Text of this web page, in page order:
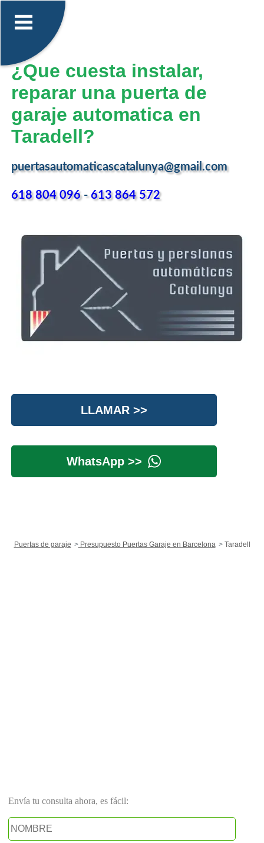
¿Que cuesta instalar,
reparar una puerta de
garaje automatica en
Taradell?
puertasautomaticascatalunya@gmail.com
618 804 096-613 864 572
LLAMAR >>
WhatsApp >>
Puertas de garaje Presupuesto Puertas Garaje en Barcelona Taradell
Envía tu consulta ahora, es fácil: